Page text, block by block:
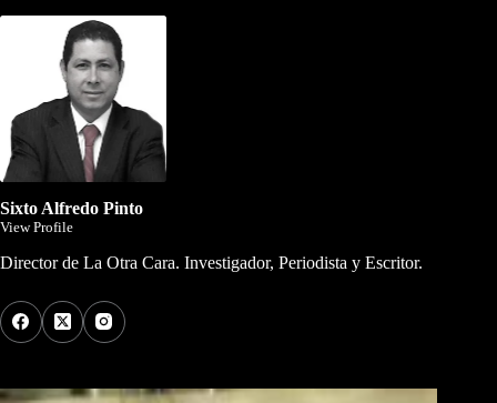
Sixto Alfredo Pinto
View Profile
Director de La Otra Cara. Investigador, Periodista y Escritor.